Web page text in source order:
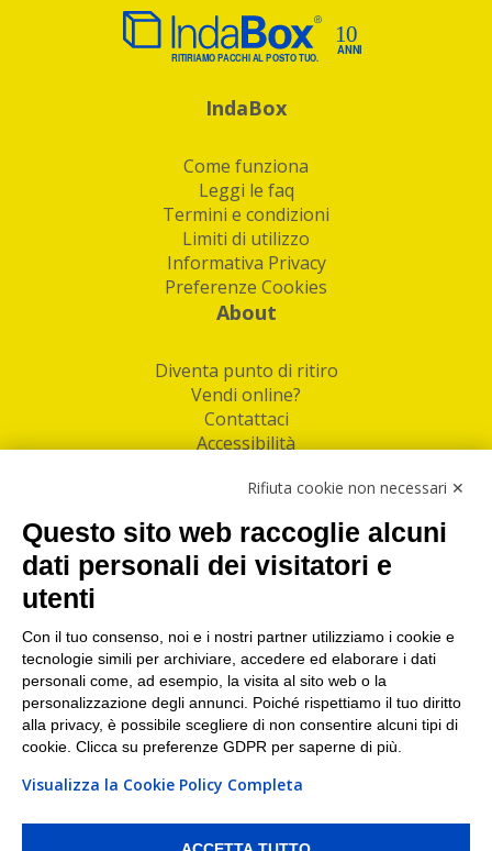
IndaBox
Come funziona
Leggi le faq
Termini e condizioni
Limiti di utilizzo
Informativa Privacy
Preferenze Cookies
About
Diventa punto di ritiro
Vendi online?
Contattaci
Accessibilità
Facebook
Linkedin
I nostri punti di ritiro e spedizione pacchi nelle
maggiori città italiane
Torino|Milano|Roma|Bologna|Firenze| Genova
Napoli|Varese
PI/CF/N°Iscr.: 10821360012 | REA: RM 1494760 | Cap.Soc.: 50.000€ |
Whistleblowing|Privacy |Preferenze Cookies
Rifiuta cookie non necessari ✕
Questo sito web raccoglie alcuni
dati personali dei visitatori e
utenti
Con il tuo consenso, noi e i nostri partner utilizziamo i cookie e
tecnologie simili per archiviare, accedere ed elaborare i dati
personali come, ad esempio, la visita al sito web o la
personalizzazione degli annunci. Poiché rispettiamo il tuo diritto
alla privacy, è possibile scegliere di non consentire alcuni tipi di
cookie. Clicca su preferenze GDPR per saperne di più.
Visualizza la Cookie Policy Completa